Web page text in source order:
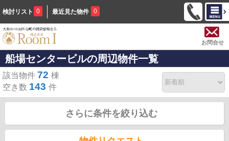
検討リスト 0 最近見た物件 0
お問合せ
船場センタービルの周辺物件一覧
該当物件 72 棟
空き数 143 件
さらに条件を絞り込む